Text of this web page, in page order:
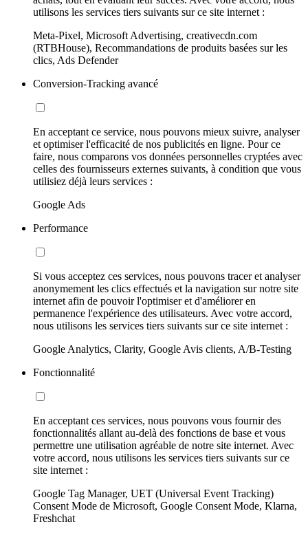
utilisons les services tiers suivants sur ce site internet :
Meta-Pixel, Microsoft Advertising, creativecdn.com
(RTBHouse), Recommandations de produits basées sur les
clics, Ads Defender
Conversion-Tracking avancé
En acceptant ce service, nous pouvons mieux suivre, analyser
et optimiser l'efficacité de nos publicités en ligne. Pour ce
faire, nous comparons vos données personnelles cryptées avec
celles des fournisseurs externes suivants, à condition que vous
utilisiez déjà leurs services :
Google Ads
Performance
Si vous acceptez ces services, nous pouvons tracer et analyser
anonymement les clics effectués et la navigation sur notre site
internet afin de pouvoir l'optimiser et d'améliorer en
permanence l'expérience des utilisateurs. Avec votre accord,
nous utilisons les services tiers suivants sur ce site internet :
Google Analytics, Clarity, Google Avis clients, A/B-Testing
Fonctionnalité
En acceptant ces services, nous pouvons vous fournir des
fonctionnalités allant au-delà des fonctions de base et vous
permettre une utilisation agréable de notre site internet. Avec
votre accord, nous utilisons les services tiers suivants sur ce
site internet :
Google Tag Manager, UET (Universal Event Tracking)
Consent Mode de Microsoft, Google Consent Mode, Klarna,
Freshchat